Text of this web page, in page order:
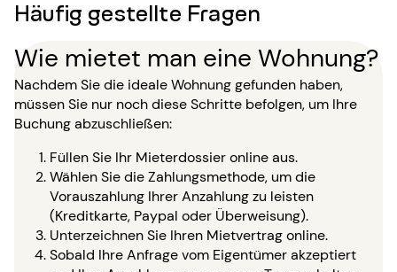
Häufig gestellte Fragen
Wie mietet man eine Wohnung?
Nachdem Sie die ideale Wohnung gefunden haben,
müssen Sie nur noch diese Schritte befolgen, um Ihre
Buchung abzuschließen:
Füllen Sie Ihr Mieterdossier online aus.
Wählen Sie die Zahlungsmethode, um die
Vorauszahlung Ihrer Anzahlung zu leisten
(Kreditkarte, Paypal oder Überweisung).
Unterzeichnen Sie Ihren Mietvertrag online.
Sobald Ihre Anfrage vom Eigentümer akzeptiert